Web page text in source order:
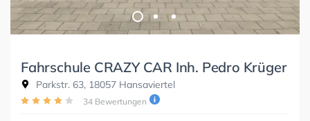
Fahrschule CRAZY CAR Inh. Pedro Krüger
Parkstr. 63, 18057 Hansaviertel
34 Bewertungen